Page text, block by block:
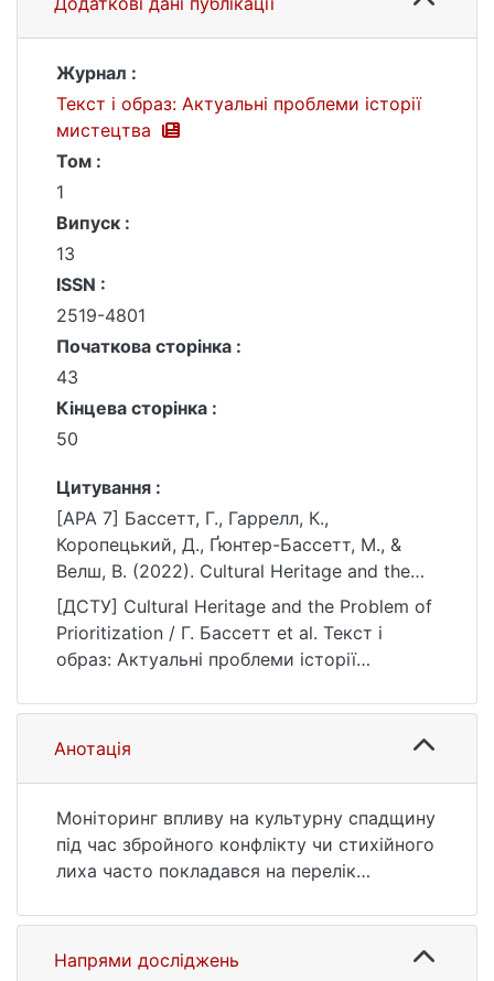
Журнал :
Текст і образ: Актуальні проблеми історії
мистецтва
Том :
1
Випуск :
13
ISSN :
2519-4801
Початкова сторінка :
43
Кінцева сторінка :
50
Цитування :
[APA 7] Бассетт, Г., Гаррелл, К.,
Коропецький, Д., Ґюнтер-Бассетт, М., &
Велш, В. (2022). Cultural Heritage and the
Problem of Prioritization. Текст і образ:
Актуальні проблеми історії мистецтва,
1(13), 43–50. https://doi.org/10.17721/2519-
4801.2022.1.04
[ДСТУ] Cultural Heritage and the Problem of
Prioritization / Г. Бассетт et al. Текст і
образ: Актуальні проблеми історії
DOI: 10.17721/2519-4801.2022.1.04 (date of
access: 25.07.2026).
Анотація
Моніторинг впливу на культурну спадщину
під час збройного конфлікту чи стихійного
лиха часто покладався на перелік
об’єкти за відносною важливістю.
Незважаючи на те, що моніторинг
культурної спадщини народжується з
Напрями досліджень